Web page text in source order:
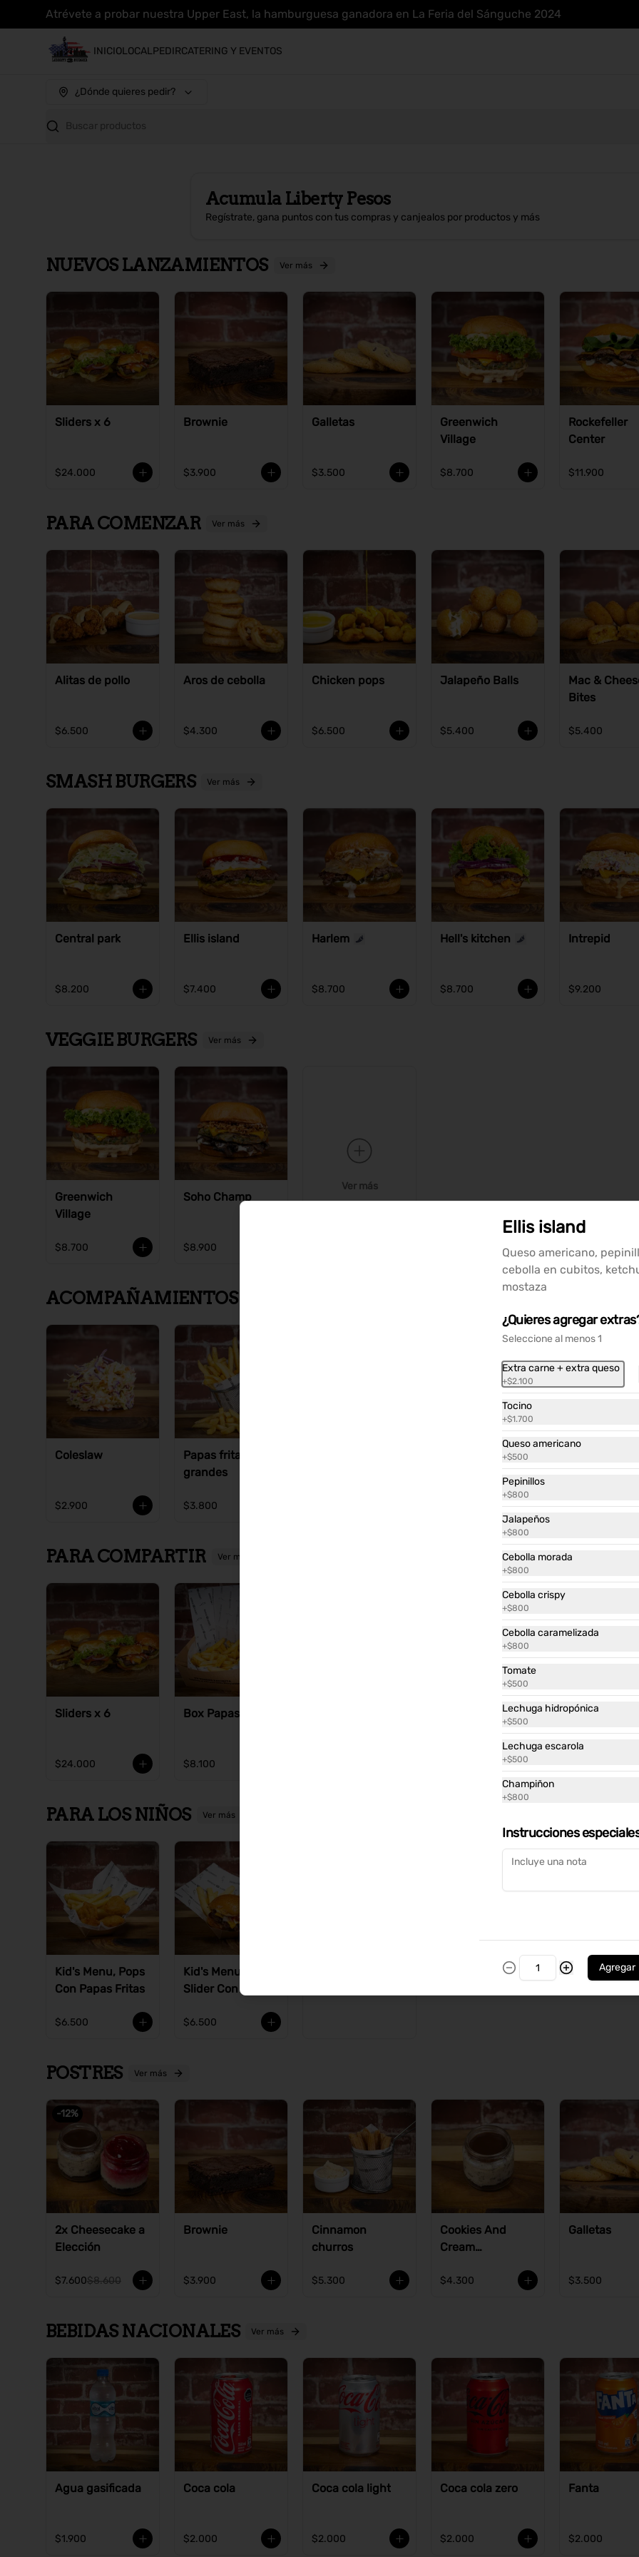
Atrévete a probar nuestra Upper East, la hamburguesa ganadora en La Feria del Sánguche 2024
INICIOLOCALPEDIRCATERING Y EVENTOS
¿Dónde quieres pedir?
Buscar productos
Acumula Liberty Pesos
Regístrate, gana puntos con tus compras y canjealos por productos y más
NUEVOS LANZAMIENTOS Ver más
Sliders x 6
$24.000
Brownie
$3.900
Galletas
$3.500
Greenwich
Village
$8.700
Rockefeller
Center
$11.900
PARA COMENZAR Ver más
Alitas de pollo
$6.500
Aros de cebolla
$4.300
Chicken pops
$6.500
Jalapeño Balls
$5.400
Mac &
Bites
$5.400
SMASH BURGERS Ver más
Central park
$8.200
Ellis island
$7.400
Harlem
$8.700
Hell's kitchen
$8.700
Intrepid
$9.200
VEGGIE BURGERS Ver más
Greenwich
Village
$8.700
Soho Champ
$8.900
Ver más
ACOMPAÑAMIENTOS
Coleslaw
$2.900
Papas fritas
grandes
$3.800
Ver más
PARA COMPARTIR Ver más
Sliders x 6
$24.000
Box Papas Fritas
$8.100
Ver más
PARA LOS NIÑOS Ver más
Kid's Menu, Pops
Con Papas Fritas
$6.500
Kid's Menu,
Slider Con Papas
$6.500
POSTRES Ver más
-12%
2x Cheesecake a
Elección
$7.600$8.600
Brownie
$3.900
Cinnamon
churros
$5.300
Cookies And
Cream
$4.300
Galletas
$3.500
BEBIDAS NACIONALES Ver más
Agua gasificada
$1.900
Coca cola
$2.000
Coca cola light
$2.000
Coca cola zero
$2.000
Fanta
$2.000
Ellis island
Queso americano,
cebolla en cubitos,
mostaza
¿Quieres agregar
Seleccione al menos 1
Extra carne + extra queso
+$2.100
Tocino
+$1.700
Queso americano
+$500
Pepinillos
+$800
Jalapeños
+$800
Cebolla morada
+$800
Cebolla crispy
+$800
Cebolla caramelizada
+$800
Tomate
+$500
Lechuga hidropónica
+$500
Lechuga escarola
+$500
Champiñon
+$800
Instrucciones
Agregar